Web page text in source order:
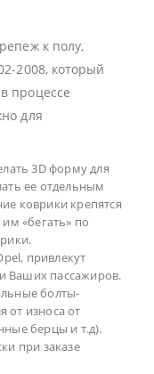
к полу,
2008, который
процессе
для
3D форму для
ее отдельным
коврики крепятся
«бегать» по
привлекут
Ваших пассажиров.
болты-
от износа от
берцы и т.д).
при заказе